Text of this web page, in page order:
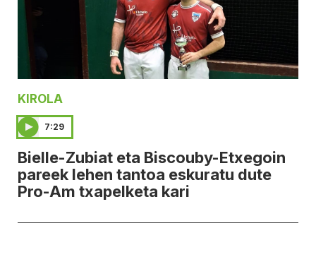
KIROLA
7:29
Bielle-Zubiat eta Biscouby-Etxegoin
pareek lehen tantoa eskuratu dute
Pro-Am txapelketa kari